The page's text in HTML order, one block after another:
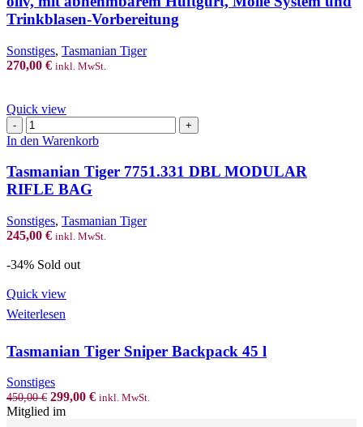
MK3
52
oliv,
mit
Molle
System
und
Vorbereitung
Menge
Trinkblasen-Vorbereitung
Sonstiges, Tasmanian Tiger
270,00 € inkl. MwSt.
Quick view
Tasmanian
Tiger
DBL
MODULAR
RIFLE
Menge
In den Warenkorb
Tasmanian Tiger 7751.331 DBL MODULAR
RIFLE BAG
Sonstiges, Tasmanian Tiger
245,00 € inkl. MwSt.
-34% Sold out
Quick view
Weiterlesen
Tasmanian Tiger Sniper Backpack 45 l
Sonstiges
450,00€ Original
price
299,00 €Current
inkl. MwSt.
Mitglied im